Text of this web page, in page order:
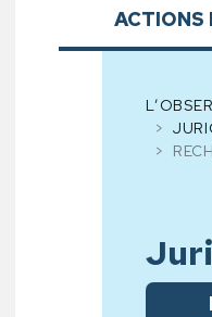
ACTIONS